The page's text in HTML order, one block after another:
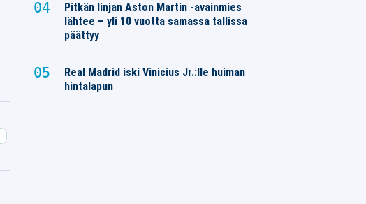
Pitkän linjan Aston Martin -avainmies
lähtee – yli 10 vuotta samassa tallissa
päättyy
Real Madrid iski Vinicius Jr.:lle huiman
hintalapun